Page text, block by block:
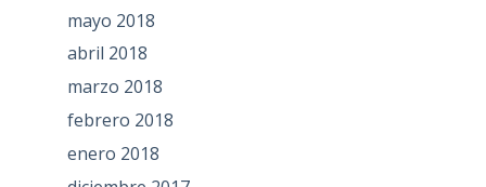
mayo 2018
abril 2018
marzo 2018
febrero 2018
enero 2018